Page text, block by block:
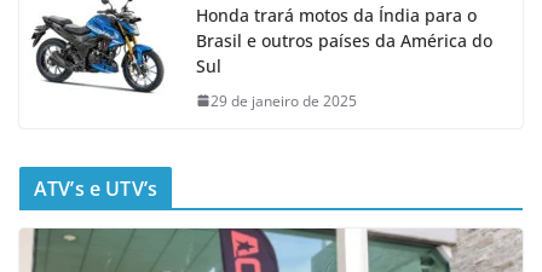
Honda trará motos da Índia para o
Brasil e outros países da América do
Sul
29 de janeiro de 2025
ATV’s e UTV’s